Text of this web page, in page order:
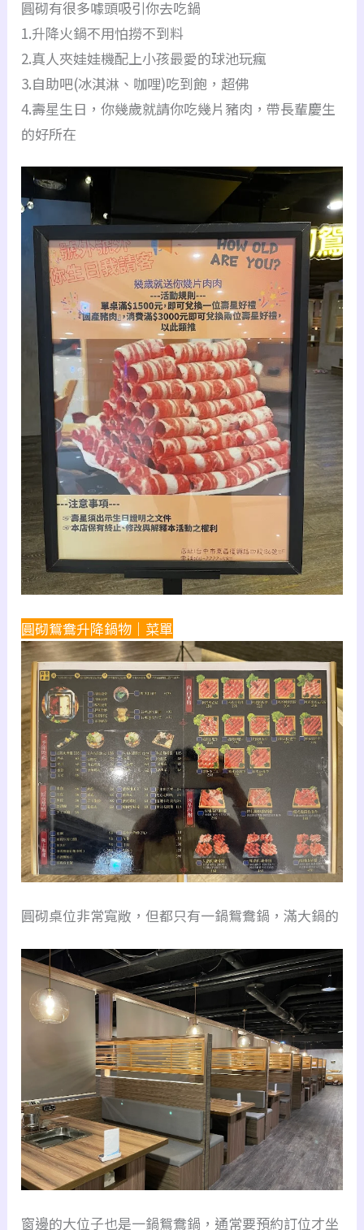
圓砌有很多噱頭吸引你去吃鍋
1.升降火鍋不用怕撈不到料
2.真人夾娃娃機配上小孩最愛的球池玩瘋
3.自助吧(冰淇淋、咖哩)吃到飽，超佛
4.壽星生日，你幾歲就請你吃幾片豬肉，帶長輩慶生
的好所在
圓砌鴛鴦升降鍋物｜菜單
圓砌桌位非常寬敞，但都只有一鍋鴛鴦鍋，滿大鍋的
窗邊的大位子也是一鍋鴛鴦鍋，通常要預約訂位才坐